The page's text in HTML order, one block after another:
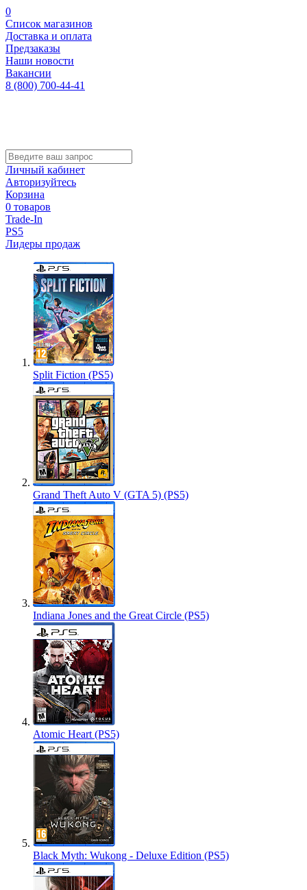
0
Список магазинов
Доставка и оплата
Предзаказы
Наши новости
Вакансии
8 (800) 700-44-41
Личный кабинет
Авторизуйтесь
Корзина
0 товаров
Trade-In
PS5
Лидеры продаж
Split Fiction (PS5)
Grand Theft Auto V (GTA 5) (PS5)
Indiana Jones and the Great Circle (PS5)
Atomic Heart (PS5)
Black Myth: Wukong - Deluxe Edition (PS5)